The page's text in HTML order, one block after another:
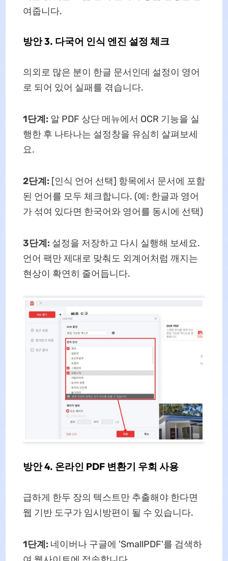
여줍니다.
방안 3. 다국어 인식 엔진 설정 체크
의외로 많은 분이 한글 문서인데 설정이 영어
로 되어 있어 실패를 겪습니다.
1단계: 알 PDF 상단 메뉴에서 OCR 기능을 실
행한 후 나타나는 설정창을 유심히 살펴보세
요.
2단계: [인식 언어 선택] 항목에서 문서에 포함
된 언어를 모두 체크합니다. (예: 한글과 영어
가 섞여 있다면 한국어와 영어를 동시에 선택)
3단계: 설정을 저장하고 다시 실행해 보세요.
언어 팩만 제대로 맞춰도 외계어처럼 깨지는
현상이 확연히 줄어듭니다.
방안 4. 온라인 PDF 변환기 우회 사용
급하게 한두 장의 텍스트만 추출해야 한다면
웹 기반 도구가 임시방편이 될 수 있습니다.
1단계: 네이버나 구글에 'SmallPDF'를 검색하